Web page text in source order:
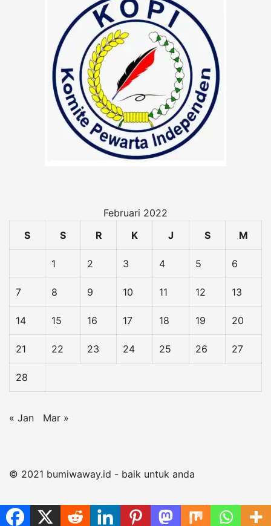
Februari 2022
S
S R K J S M
1 2 3 4 5 6
7 8 9 10 11 12 13
14 15 16 17 18 19 20
21 22 23 24 25 26 27
28
« Jan Mar »
© 2021 bumiwaway.id - baik untuk anda